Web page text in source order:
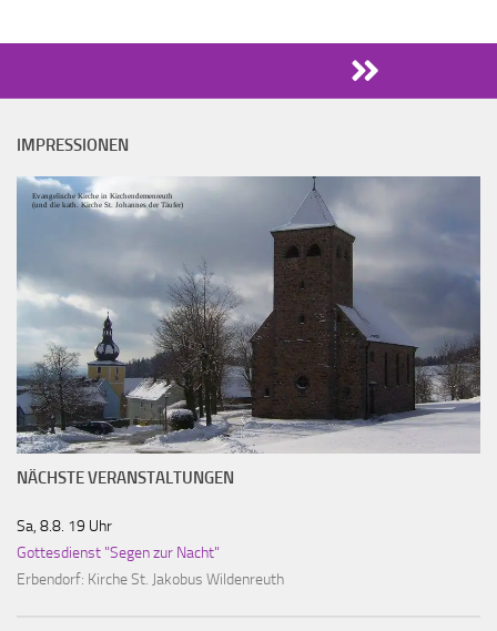
IMPRESSIONEN
Evangelische Kirche in Kirchendemenreuth
(und die kath. Kirche St. Johannes der Täufer)
NÄCHSTE VERANSTALTUNGEN
Sa, 8.8. 19 Uhr
Gottesdienst "Segen zur Nacht"
Erbendorf: Kirche St. Jakobus Wildenreuth